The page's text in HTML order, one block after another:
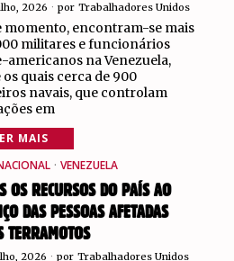
2026 por Trabalhadores Unidos
momento, encontram-se mais
militares e funcionários
americanos na Venezuela,
quais cerca de 900
navais, que controlam
em
MAIS
· VENEZUELA
OS RECURSOS DO PAÍS AO
DAS PESSOAS AFETADAS
TERRAMOTOS
2026 por Trabalhadores Unidos